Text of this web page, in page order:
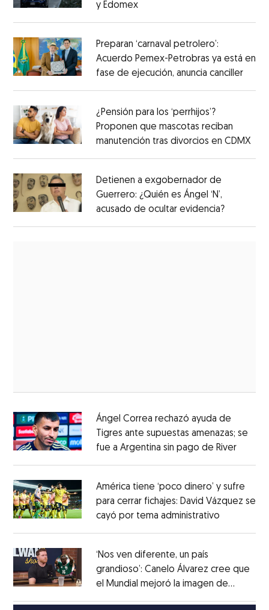
y Edomex
Preparan ‘carnaval petrolero’:
Acuerdo Pemex-Petrobras ya está en
fase de ejecución, anuncia canciller
¿Pensión para los ‘perrhijos’?
Proponen que mascotas reciban
manutención tras divorcios en CDMX
Detienen a exgobernador de
Guerrero: ¿Quién es Ángel ‘N’,
acusado de ocultar evidencia?
Ángel Correa rechazó ayuda de
Tigres ante supuestas amenazas; se
fue a Argentina sin pago de RiverOpens
América tiene ‘poco dinero’ y sufre
para cerrar fichajes: David Vázquez se
cayó por tema administrativo
‘Nos ven diferente, un país
grandioso’: Canelo Álvarez cree que
el Mundial mejoró la imagen de
MéxicoOpens in new window